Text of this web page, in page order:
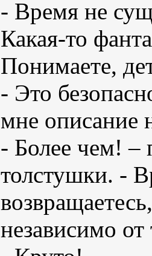
- Время не
Какая-то
Понимаете,
- Это
мне описание
- Более чем! –
толстушки. -
независимо